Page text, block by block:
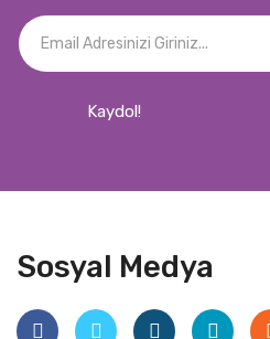
Kaydol!
Sosyal Medya